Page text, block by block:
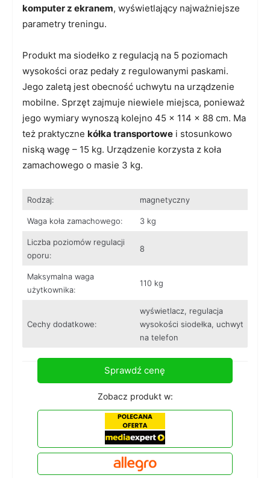
komputer z ekranem, wyświetlający najważniejsze
parametry treningu.
Produkt ma siodełko z regulacją na 5 poziomach
wysokości oraz pedały z regulowanymi paskami.
Jego zaletą jest obecność uchwytu na urządzenie
mobilne. Sprzęt zajmuje niewiele miejsca, ponieważ
jego wymiary wynoszą kolejno 45 × 114 × 88 cm. Ma
też praktyczne kółka transportowe i stosunkowo
niską wagę – 15 kg. Urządzenie korzysta z koła
zamachowego o masie 3 kg.
Rodzaj: magnetyczny
Waga koła zamachowego: 3 kg
Liczba poziomów regulacji
oporu:
8
Maksymalna waga
użytkownika:
110 kg
Cechy dodatkowe:
wyświetlacz, regulacja
wysokości siodełka, uchwyt
na telefon
Sprawdź cenę
Zobacz produkt w: